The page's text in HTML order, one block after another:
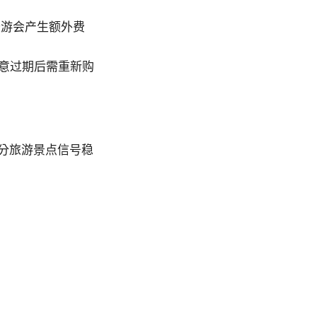
会产生额外费
过期后需重新购
旅游景点信号稳